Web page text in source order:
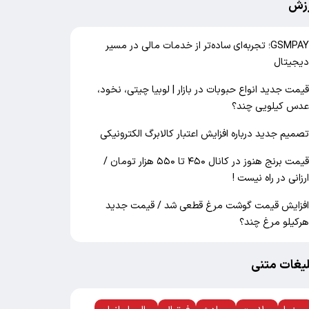
GSMPAY؛ تجربه‌ای ساده‌تر از خدمات مالی در مسیر
دیجیتال
قیمت جدید انواع حبوبات در بازار | لوبیا چیتی، نخود،
عدس کیلویی چند؟
تصمیم جدید درباره افزایش اعتبار کالابرگ الکترونیکی
قیمت برنج هنوز در کانال ۴۵۰ تا ۵۵۰ هزار تومان /
ارزانی در راه نیست !
افزایش قیمت گوشت مرغ قطعی شد / قیمت جدید
هرکیلو مرغ چند؟
متنی